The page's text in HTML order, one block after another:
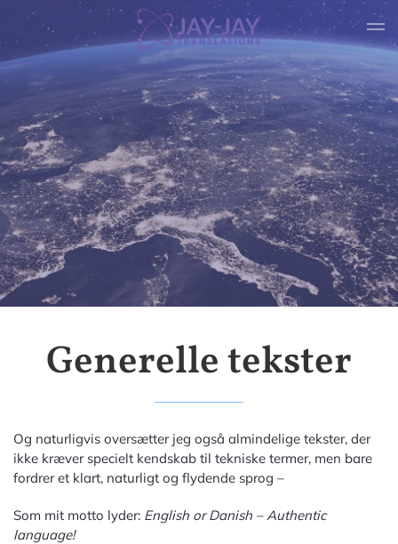
Gå til hovedindhold
Generelle tekster
Og naturligvis oversætter jeg også almindelige tekster, der
ikke kræver specielt kendskab til tekniske termer, men bare
fordrer et klart, naturligt og flydende sprog –
Som mit motto lyder: English or Danish – Authentic
language!